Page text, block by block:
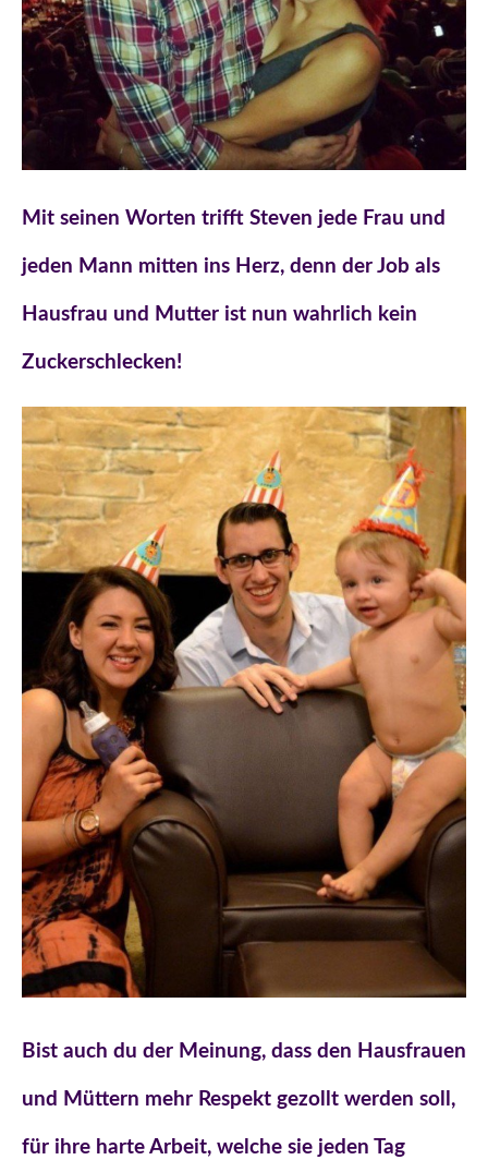
Mit seinen Worten trifft Steven jede Frau und
jeden Mann mitten ins Herz, denn der Job als
Hausfrau und Mutter ist nun wahrlich kein
Zuckerschlecken!
Bist auch du der Meinung, dass den Hausfrauen
und Müttern mehr Respekt gezollt werden soll,
für ihre harte Arbeit, welche sie jeden Tag